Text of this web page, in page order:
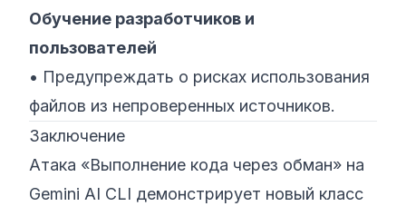
Обучение разработчиков и
пользователей
• Предупреждать о рисках использования
файлов из непроверенных источников.
Заключение
Атака «Выполнение кода через обман» на
Gemini AI CLI демонстрирует новый класс